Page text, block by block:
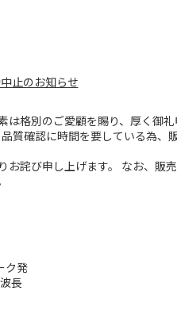
止のお知らせ
格別のご愛顧を賜り、厚く御礼
質確認に時間を要している為、
詫び申し上げます。 なお、販
ク発
長